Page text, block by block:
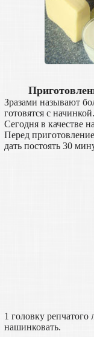
Зразами называют
готовятся с начинкой.
Сегодня в качестве
Перед
дать постоять 30
1 головку репчатого
нашинковать.